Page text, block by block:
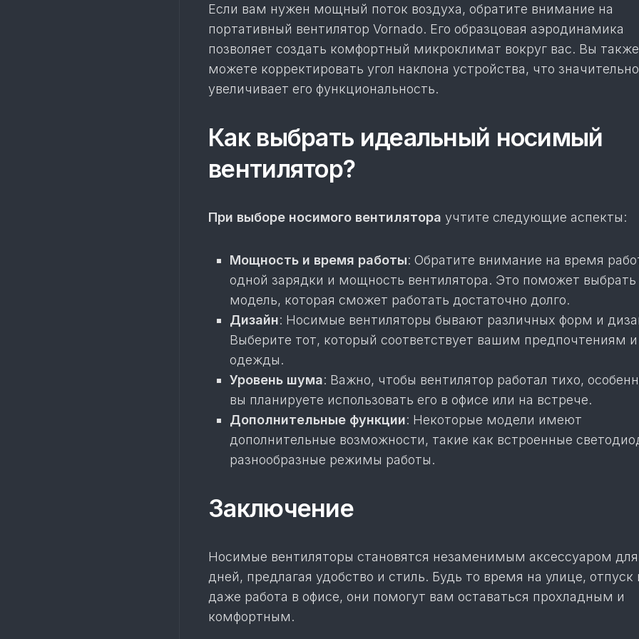
Если вам нужен мощный поток воздуха, обратите внимание на
портативный вентилятор Vornado. Его образцовая аэродинамика
позволяет создать комфортный микроклимат вокруг вас. Вы также
можете корректировать угол наклона устройства, что значительно
увеличивает его функциональность.
Как выбрать идеальный носимый
вентилятор?
При выборе носимого вентилятора учтите следующие аспекты:
Мощность и время работы: Обратите внимание на время
одной зарядки и мощность вентилятора. Это поможет выбрать
модель, которая сможет работать достаточно долго.
Дизайн: Носимые вентиляторы бывают различных форм и
Выберите тот, который соответствует вашим предпочтениям
одежды.
Уровень шума: Важно, чтобы вентилятор работал тихо,
вы планируете использовать его в офисе или на встрече.
Дополнительные функции: Некоторые модели имеют
дополнительные возможности, такие как встроенные
разнообразные режимы работы.
Заключение
Носимые вентиляторы становятся незаменимым аксессуаром
дней, предлагая удобство и стиль. Будь то время на улице, отпуск
даже работа в офисе, они помогут вам оставаться прохладным и
комфортным.